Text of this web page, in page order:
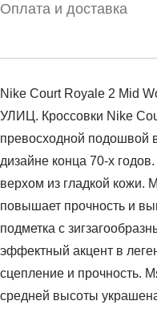
Оплата и доставка
Nike Court Royale 2 Mid
УЛИЦ. Кроссовки Nike
превосходной подошвой
дизайне конца 70-х
верхом из гладкой кожи.
повышает прочность и
подметка с
эффектный акцент в
сцепление и прочность.
средней высоты